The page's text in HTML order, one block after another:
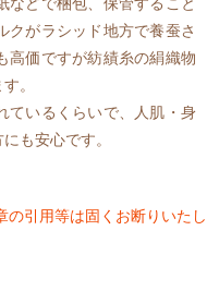
などで梱包、保管すること
クがラシッド地方で養蚕さ
高価ですが紡績糸の絹織物
。
ているくらいで、人肌・身
も安心です。
引用等は固くお断りいたし